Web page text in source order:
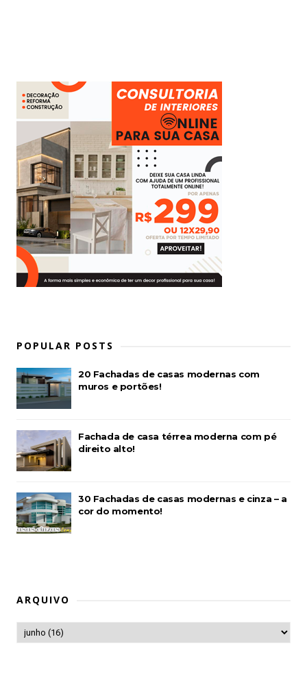
POPULAR POSTS
20 Fachadas de casas modernas com
muros e portões!
Fachada de casa térrea moderna com pé
direito alto!
30 Fachadas de casas modernas e cinza – a
cor do momento!
ARQUIVO